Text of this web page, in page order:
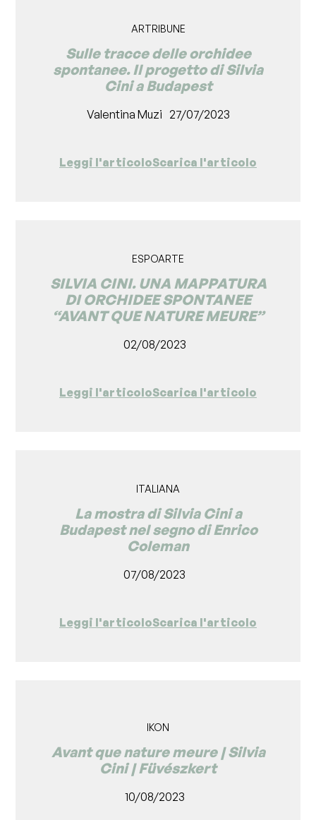
ARTRIBUNE
Sulle tracce delle orchidee
spontanee. Il progetto di Silvia
Cini a Budapest
Valentina Muzi 27/07/2023
Leggi l'articoloScarica l'articolo
ESPOARTE
SILVIA CINI. UNA MAPPATURA
DI ORCHIDEE SPONTANEE
“AVANT QUE NATURE MEURE”
02/08/2023
Leggi l'articoloScarica l'articolo
ITALIANA
La mostra di Silvia Cini a
Budapest nel segno di Enrico
Coleman
07/08/2023
Leggi l'articoloScarica l'articolo
IKON
Avant que nature meure | Silvia
Cini | Füvészkert
10/08/2023